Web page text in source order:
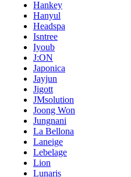
Hankey
Hanyul
Headspa
Isntree
Iyoub
J:ON
Japonica
Jayjun
Jigott
JMsolution
Joong Won
Jungnani
La Bellona
Laneige
Lebelage
Lion
Lunaris